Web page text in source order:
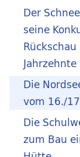
Der
seine
Jahrzehnte
Die
vom 16./
Die
zum Bau